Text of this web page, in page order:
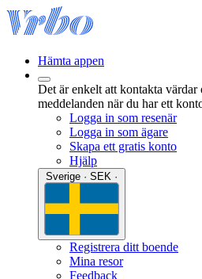
Hämta appen
Det är enkelt att kontakta
meddelanden när du har ett
Logga in som resenär
Logga in som ägare
Skapa ett gratis konto
Hjälp
Registrera ditt boende
Mina resor
Feedback